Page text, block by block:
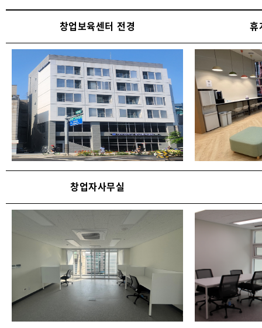
창업보육센터 전경 휴
창업자사무실